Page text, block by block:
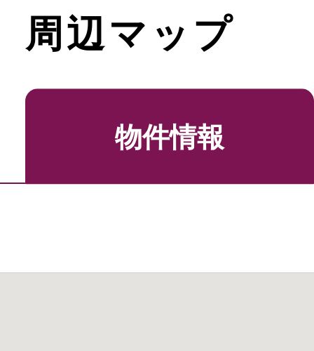
周辺マップ
物件情報